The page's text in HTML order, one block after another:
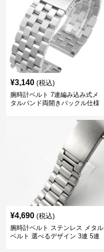
¥3,140 (税込)
腕時計ベルト 7連編み込み式メ
タルバンド両開きバックル仕様
¥4,690 (税込)
腕時計ベルト ステンレス メタル
ベルト 選べるデザイン 3連 5連